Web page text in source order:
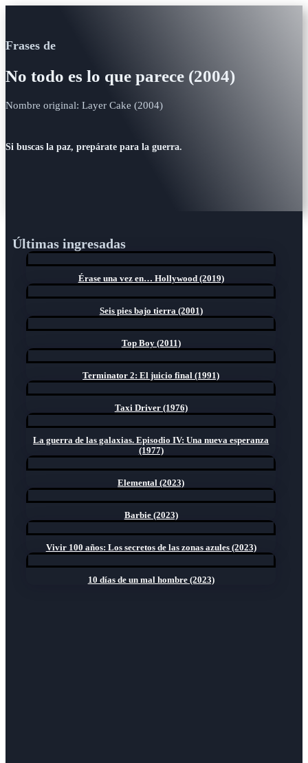
Frases de
No todo es lo que parece (2004)
Nombre original: Layer Cake (2004)
Si buscas la paz, prepárate para la guerra.
Últimas ingresadas
Érase una vez en… Hollywood (2019)
Seis pies bajo tierra (2001)
Top Boy (2011)
Terminator 2: El juicio final (1991)
Taxi Driver (1976)
La guerra de las galaxias. Episodio IV: Una nueva esperanza
(1977)
Elemental (2023)
Barbie (2023)
Vivir 100 años: Los secretos de las zonas azules (2023)
10 días de un mal hombre (2023)